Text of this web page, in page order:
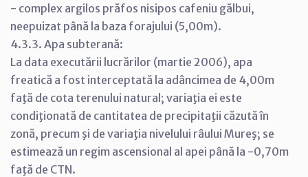
- complex argilos prăfos nisipos cafeniu gălbui,
neepuizat până la baza forajului (5,00m).
4.3.3. Apa subterană:
La data executării lucrărilor (martie 2006), apa
freatică a fost interceptată la adâncimea de 4,00m
faţă de cota terenului natural; variaţia ei este
condiţionată de cantitatea de precipitaţii căzută în
zonă, precum şi de variaţia nivelului râului Mureş; se
estimează un regim ascensional al apei până la -0,70m
faţă de CTN.